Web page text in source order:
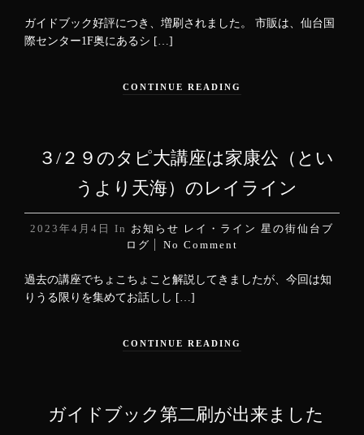
ガイドブック好評につき、増刷されました。 市販は、仙台国
際センター1F奥にあるシ […]
CONTINUE READING
３/２９のタピ大講座は家康公（とい
うより天海）のレイライン
2023年4月4日 In お知らせ レイ・ライン 星の街仙台ブ
ログ
No Comment
過去の講座でちょこちょこと解説してきましたが、今回は知
りうる限りを集めてお話しし […]
CONTINUE READING
ガイドブック第二刷が出来ました